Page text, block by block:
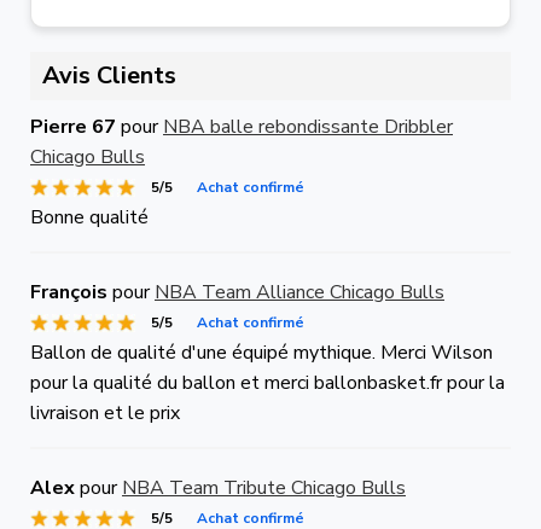
Avis Clients
Pierre 67 pourNBA balle rebondissante Dribbler
Chicago Bulls
5/5 Achat confirmé
Bonne qualité
François pourNBA Team Alliance Chicago Bulls
5/5 Achat confirmé
Ballon de qualité d'une équipé mythique. Merci Wilson
pour la qualité du ballon et merci ballonbasket.fr pour la
livraison et le prix
AlexpourNBA Team Tribute Chicago Bulls
5/5 Achat confirmé